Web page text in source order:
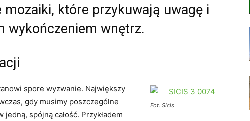
mozaiki, które przykuwają uwagę i
wykończeniem wnętrz.
Fot. Sicis
spore wyzwanie. Największy
gdy musimy poszczególne
spójną całość. Przykładem